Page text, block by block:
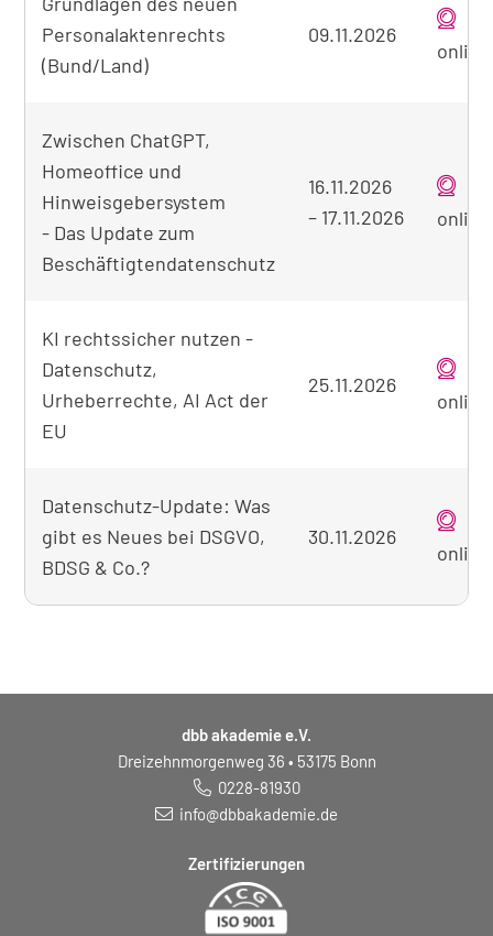
Personalaktenrechts
(Bund/Land)
09.11.2026
online
Zwischen ChatGPT,
Homeoffice und
Hinweisgebersystem
- Das Update zum
Beschäftigtendatenschutz
16.11.2026
– 17.11.2026 online
KI rechtssicher nutzen -
Datenschutz,
Urheberrechte, AI Act der
EU
25.11.2026
online
Datenschutz-Update: Was
gibt es Neues bei DSGVO,
BDSG & Co.?
30.11.2026
online
dbb akademie e.V.
Dreizehnmorgenweg 36 • 53175 Bonn
0228-81930
info@dbbakademie.de
Zertifizierungen